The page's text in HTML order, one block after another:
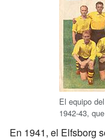
El equipo
1942-43,
En 1941, el Elfsborg